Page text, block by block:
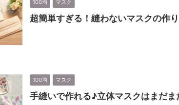
100均 マスク
超簡単すぎる！縫わないマスクの作
100均 マスク
手縫いで作れる♪立体マスクはまだま